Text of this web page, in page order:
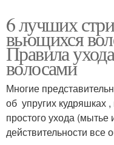
6 лучших
вьющихся
Правила
волосами
Многие
об упругих кудряшках
простого ухода
действительности все